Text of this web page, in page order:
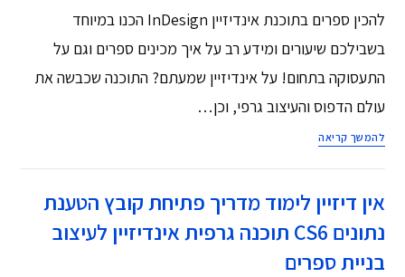
להכין ספרים בתוכנת אינדיזיין InDesign הכנו במיוחד
בשבילכם שיעורים ומידע רב על איך מכינים ספרים וגם על
התעסוקה בתחום! על אינדיזיין שמעתם? התוכנה שכבשה את
עולם הדפוס והעיצוב גרפי, וכן…
להמשך קריאה
אין דיזיין לימוד מדריך פתיחת קובץ הטענת
נתונים CS6 תוכנה גרפית אינדיזיין לעיצוב
בניית ספרים